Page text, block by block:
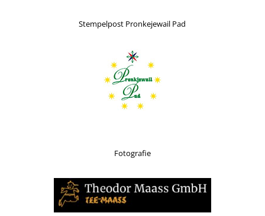
Stempelpost Pronkejewail Pad
Fotografie